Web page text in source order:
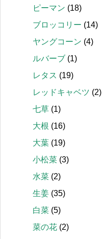
ピーマン (18)
ブロッコリー (14)
ヤングコーン (4)
ルバーブ (1)
レタス (19)
レッドキャベツ (2)
七草 (1)
大根 (16)
大葉 (19)
小松菜 (3)
水菜 (2)
生姜 (35)
白菜 (5)
菜の花 (2)